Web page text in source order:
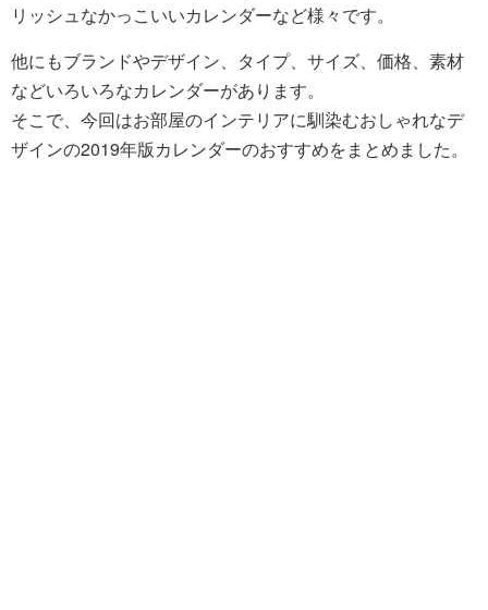
リッシュなかっこいいカレンダーなど様々です。
他にもブランドやデザイン、タイプ、サイズ、価格、素材
などいろいろなカレンダーがあります。
そこで、今回はお部屋のインテリアに馴染むおしゃれなデ
ザインの2019年版カレンダーのおすすめをまとめました。